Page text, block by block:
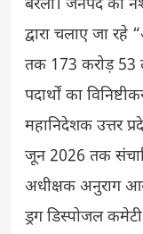
बरेली। जनपद को
द्वारा चलाए जा
तक 173 करोड़
पदार्थों का
महानिदेशक उत्तर
जून 2026 तक
अधीक्षक अनुराग
ड्रग डिस्पोजल